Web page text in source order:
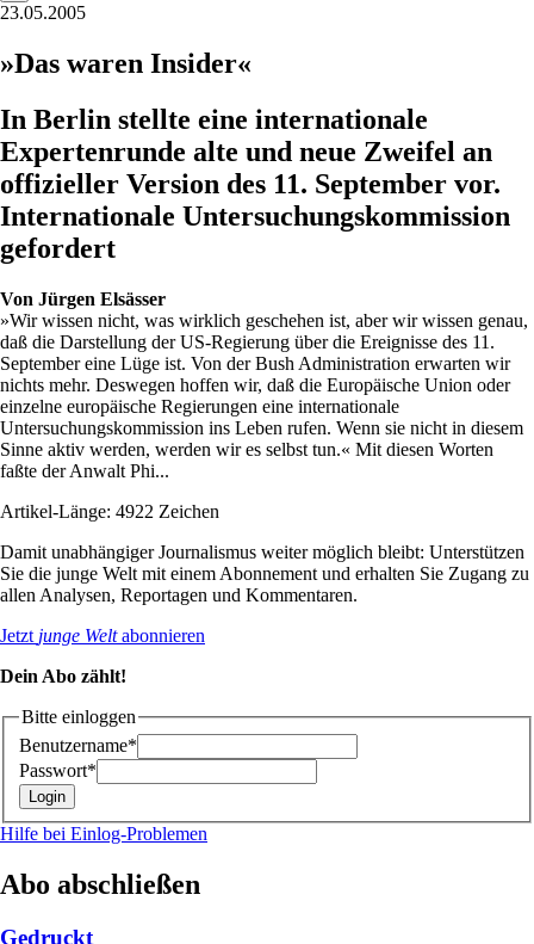
23.05.2005
»Das waren Insider«
In Berlin stellte eine internationale
Expertenrunde alte und neue Zweifel an
offizieller Version des 11. September vor.
Internationale Untersuchungskommission
gefordert
Von Jürgen Elsässer
»Wir wissen nicht, was wirklich geschehen ist, aber wir wissen genau,
daß die Darstellung der US-Regierung über die Ereignisse des 11.
September eine Lüge ist. Von der Bush Administration erwarten wir
nichts mehr. Deswegen hoffen wir, daß die Europäische Union oder
einzelne europäische Regierungen eine internationale
Untersuchungskommission ins Leben rufen. Wenn sie nicht in diesem
Sinne aktiv werden, werden wir es selbst tun.« Mit diesen Worten
faßte der Anwalt Phi...
Artikel-Länge: 4922 Zeichen
Damit unabhängiger Journalismus weiter möglich bleibt: Unterstützen
Sie die junge Welt mit einem Abonnement und erhalten Sie Zugang zu
allen Analysen, Reportagen und Kommentaren.
Jetzt junge Weltabonnieren
Dein Abo zählt!
Bitte einloggen
Benutzername*
Passwort*
Hilfe bei Einlog-Problemen
Abo abschließen
Gedruckt